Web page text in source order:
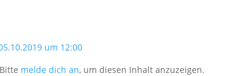
um 12:00
melde dich an, um diesen Inhalt anzuzeigen.